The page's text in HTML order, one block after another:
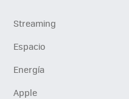
Streaming
Espacio
Energía
Apple